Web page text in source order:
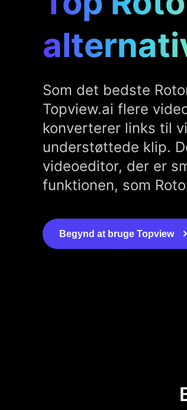
Som det bedste
Topview.ai flere
konverterer links til
understøttede klip.
videoeditor, der er
funktionen, som
Begynd at bruge Topview